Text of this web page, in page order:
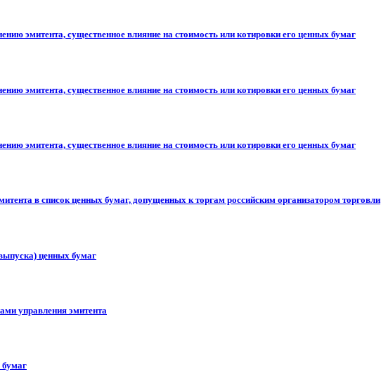
эмитента, существенное влияние на стоимость или котировки его ценных бумаг
эмитента, существенное влияние на стоимость или котировки его ценных бумаг
эмитента, существенное влияние на стоимость или котировки его ценных бумаг
в список ценных бумаг, допущенных к торгам российским организатором торговли
ценных бумаг
управления эмитента